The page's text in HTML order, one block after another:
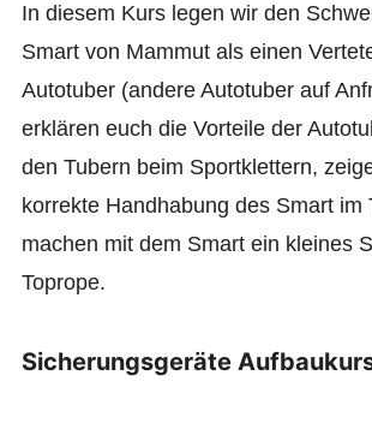
In diesem Kurs legen wir den
Smart von Mammut als einen
Autotuber (andere Autotuber auf
erklären euch die Vorteile der
den Tubern beim Sportklettern,
korrekte Handhabung des Smart im
machen mit dem Smart ein kleines
Toprope.
Sicherungsgeräte